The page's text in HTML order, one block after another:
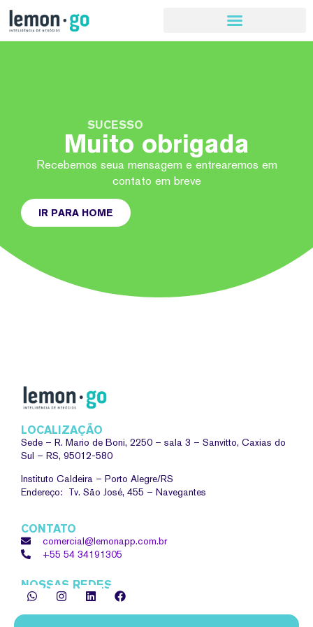
SUCESSO
Muito obrigada
Recebemos seua mensagem e entrearemos em
contato em breve
IR PARA HOME
LOCALIZAÇÃO
Sede – R. Mario de Boni, 2250 – sala 3 – Sanvitto, Caxias do
Sul – RS, 95012-580
Instituto Caldeira – Porto Alegre/RS
Endereço: Tv. São José, 455 – Navegantes
CONTATO
comercial@lemonapp.com.br
+55 54 34191305
NOSSAS REDES